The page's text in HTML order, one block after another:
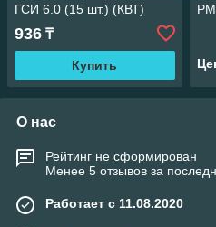
ГСИ 6.0 (15 шт.) (КВТ)
936 ₸
Купить
О нас
Рейтинг не сформирован
Менее 5 отзывов за
Работает с 11.08.2020